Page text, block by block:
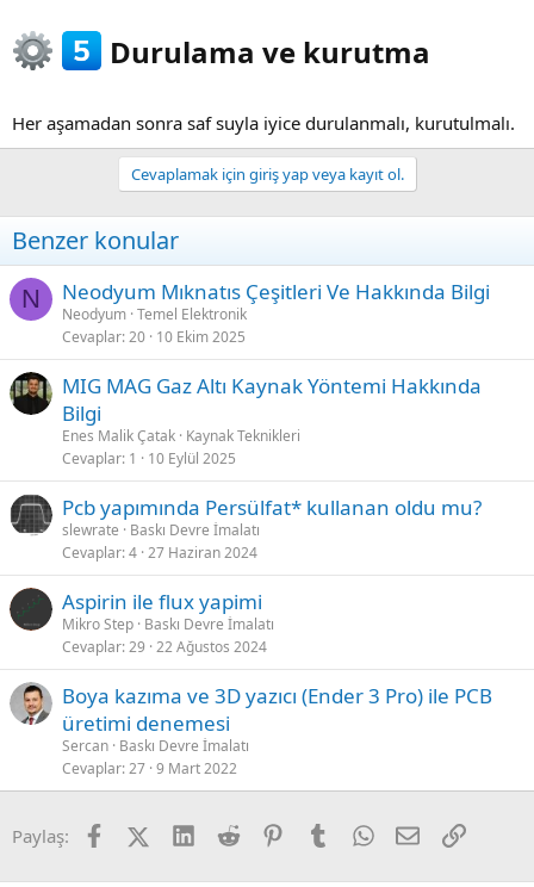
Durulama ve kurutma​
Her aşamadan sonra saf suyla iyice durulanmalı, kurutulmalı.
Cevaplamak için giriş yap veya kayıt ol.
Benzer konular
N Neodyum Mıknatıs Çeşitleri Ve Hakkında Bilgi
Neodyum Temel Elektronik
Cevaplar 20 10 Ekim 2025
MIG MAG Gaz Altı Kaynak Yöntemi Hakkında
Bilgi
Enes Malik Çatak Kaynak Teknikleri
Cevaplar 1 10 Eylül 2025
Pcb yapımında Persülfat* kullanan oldu mu?
slewrate
Baskı Devre İmalatı
Cevaplar 4 27 Haziran 2024
Aspirin ile flux yapimi
Mikro Step Baskı Devre İmalatı
Cevaplar 29 22 Ağustos 2024
Boya kazıma ve 3D yazıcı (Ender 3 Pro) ile PCB
üretimi denemesi
Sercan Baskı Devre İmalatı
Cevaplar 27 9 Mart 2022
Paylaş: FacebookX (Twitter)
LinkedIn
Reddit PinterestTumblrWhatsApp
E-postaLink